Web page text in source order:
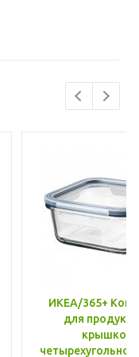
ИКЕА/365+
для
крышкой,